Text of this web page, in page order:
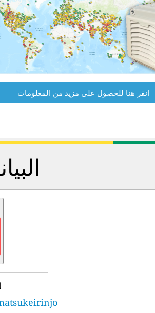
انقر هنا للحصول على مزيد من المعلومات